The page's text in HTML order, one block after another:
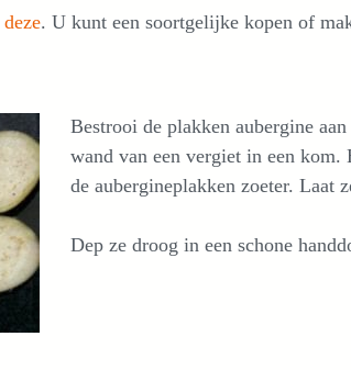
deze. U kunt een soortgelijke kopen of
Bestrooi de plakken aubergine
wand van een vergiet in een
de aubergineplakken zoeter. Laat
Dep ze droog in een schone